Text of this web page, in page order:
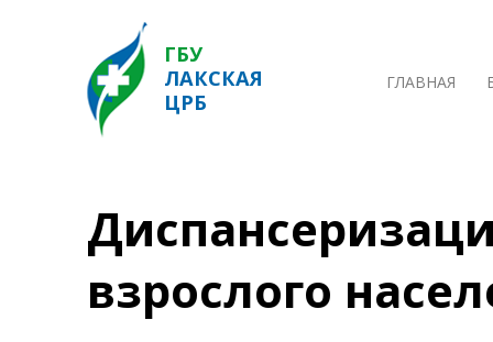
ГБУ
ЛАКСКАЯ
ЦРБ
ГЛАВНАЯ
взрослого